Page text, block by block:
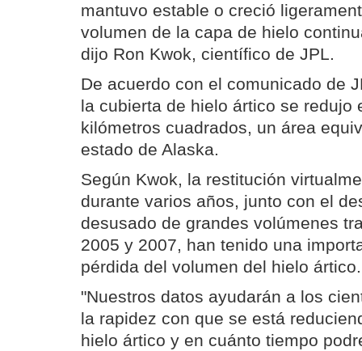
mantuvo estable o creció
volumen de la capa de hielo
dijo Ron Kwok, científico de JPL.
De acuerdo con el comunicado de
la cubierta de hielo ártico se redujo
kilómetros cuadrados, un área
estado de Alaska.
Según Kwok, la restitución
durante varios años, junto con el
desusado de grandes volúmenes
2005 y 2007, han tenido una
pérdida del volumen del hielo ártico.
"Nuestros datos ayudarán a los
la rapidez con que se está
hielo ártico y en cuánto tiempo